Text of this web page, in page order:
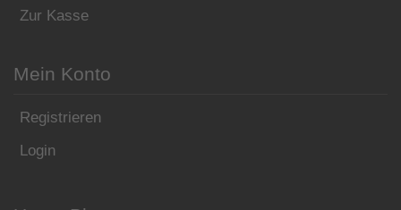
Zur Kasse
Mein Konto
Registrieren
Login